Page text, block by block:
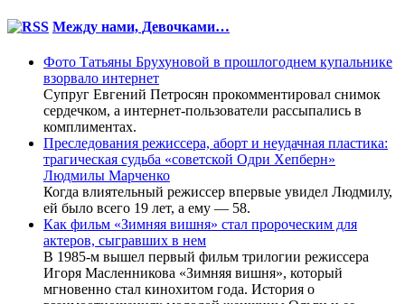
Между нами, Девочками…
Фото Татьяны Брухуновой в прошлогоднем купальнике
взорвало интернет
Супруг Евгений Петросян прокомментировал снимок
сердечком, а интернет-пользователи рассыпались в
комплиментах.
Преследования режиссера, аборт и неудачная пластика:
трагическая судьба «советской Одри Хепберн»
Людмилы Марченко
Когда влиятельный режиссер впервые увидел Людмилу,
ей было всего 19 лет, а ему — 58.
Как фильм «Зимняя вишня» стал пророческим для
актеров, сыгравших в нем
В 1985-м вышел первый фильм трилогии режиссера
Игоря Масленникова «Зимняя вишня», который
мгновенно стал кинохитом года. История о